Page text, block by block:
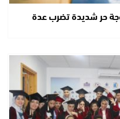
حر شديدة تضرب عدة